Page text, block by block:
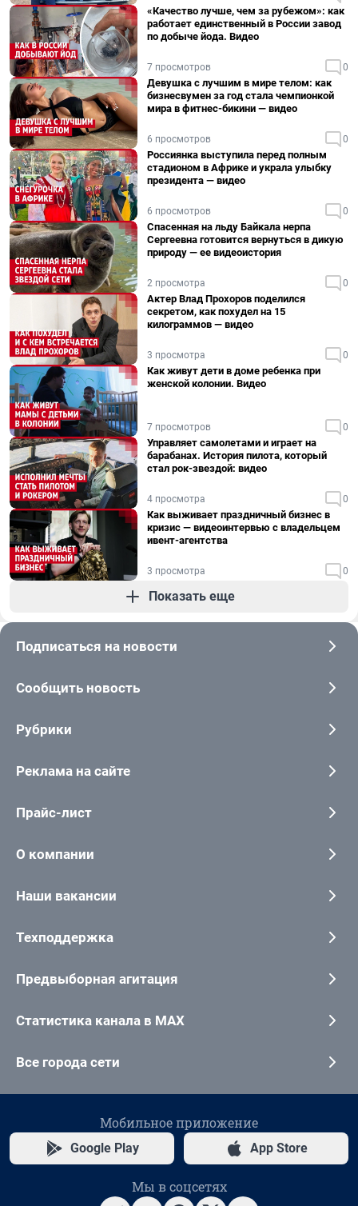
«Качество лучше, чем за рубежом»: как
работает единственный в России завод
по добыче йода. Видео
7 просмотров 0
Девушка с лучшим в мире телом: как
бизнесвумен за год стала чемпионкой
мира в фитнес-бикини — видео
6 просмотров 0
Россиянка выступила перед полным
стадионом в Африке и украла улыбку
президента — видео
6 просмотров 0
Спасенная на льду Байкала нерпа
Сергеевна готовится вернуться в дикую
природу — ее видеоистория
2 просмотра 0
Актер Влад Прохоров поделился
секретом, как похудел на 15
килограммов — видео
3 просмотра 0
Как живут дети в доме ребенка при
женской колонии. Видео
7 просмотров 0
Управляет самолетами и играет на
барабанах. История пилота, который
стал рок-звездой: видео
4 просмотра 0
Как выживает праздничный бизнес в
кризис — видеоинтервью с владельцем
ивент-агентства
3 просмотра 0
Показать еще
Подписаться на новости
Сообщить новость
Рубрики
Реклама на сайте
Прайс-лист
О компании
Наши вакансии
Техподдержка
Предвыборная агитация
Статистика канала в MAX
Все города сети
Мобильное приложение
Google Play App Store
Мы в соцсетях